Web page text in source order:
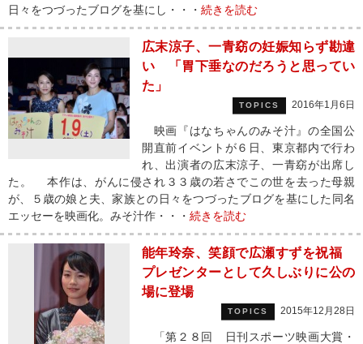
日々をつづったブログを基にし・・・ 続きを読む
広末涼子、一青窈の妊娠知らず勘違
い 「胃下垂なのだろうと思ってい
た」
TOPICS 2016年1月6日
映画『はなちゃんのみそ汁』の全国公
開直前イベントが６日、東京都内で行わ
れ、出演者の広末涼子、一青窈が出席し
た。 本作は、がんに侵され３３歳の若さでこの世を去った母親
が、５歳の娘と夫、家族との日々をつづったブログを基にした同名
エッセーを映画化。みそ汁作・・・ 続きを読む
能年玲奈、笑顔で広瀬すずを祝福
プレゼンターとして久しぶりに公の
場に登場
TOPICS 2015年12月28日
「第２８回 日刊スポーツ映画大賞・